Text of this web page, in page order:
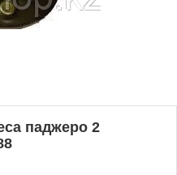
паджеро 2